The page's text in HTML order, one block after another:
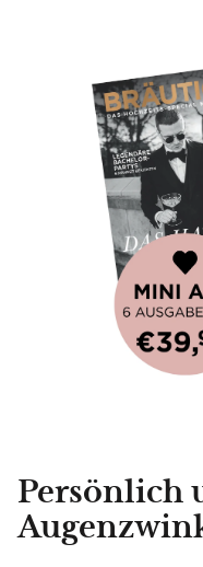
Persönlich